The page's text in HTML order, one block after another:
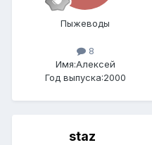
Пыжеводы
8
Имя:Алексей
Год выпуска:2000
staz